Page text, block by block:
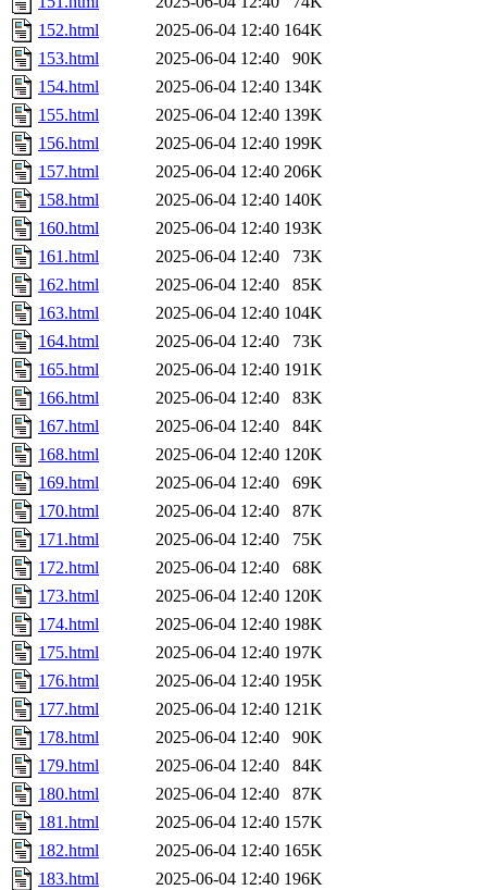
152.html
2025-06-04 12:40 164K
153.html
2025-06-04 12:40
90K
154.html
2025-06-04 12:40 134K
155.html
2025-06-04 12:40 139K
156.html
2025-06-04 12:40 199K
157.html
2025-06-04 12:40 206K
158.html
2025-06-04 12:40 140K
160.html
2025-06-04 12:40 193K
161.html
2025-06-04 12:40
73K
162.html
2025-06-04 12:40
85K
163.html
2025-06-04 12:40 104K
164.html
2025-06-04 12:40
73K
165.html
2025-06-04 12:40 191K
166.html
2025-06-04 12:40
83K
167.html
2025-06-04 12:40
84K
168.html
2025-06-04 12:40 120K
169.html
2025-06-04 12:40
69K
170.html
2025-06-04 12:40
87K
171.html
2025-06-04 12:40
75K
172.html
2025-06-04 12:40
68K
173.html
2025-06-04 12:40 120K
174.html
2025-06-04 12:40 198K
175.html
2025-06-04 12:40 197K
176.html
2025-06-04 12:40 195K
177.html
2025-06-04 12:40 121K
178.html
2025-06-04 12:40
90K
179.html
2025-06-04 12:40
84K
180.html
2025-06-04 12:40
87K
181.html
2025-06-04 12:40 157K
182.html
2025-06-04 12:40 165K
183.html
2025-06-04 12:40 196K